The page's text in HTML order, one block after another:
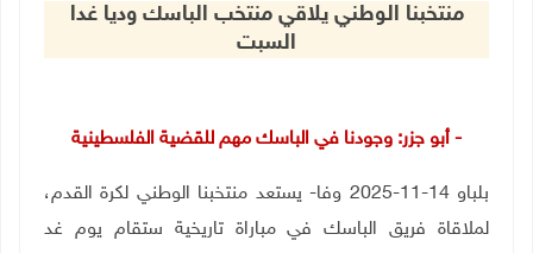
منتخبنا الوطني يلاقي منتخب الباسك وديا غدا
السبت
- أبو جزر: وجودنا في الباسك مهم للقضية الفلسطينية
بلباو 14-11-2025 وفا- يستعد منتخبنا الوطني لكرة القدم،
لملاقاة فريق الباسك في مباراة تاريخية ستقام يوم غد